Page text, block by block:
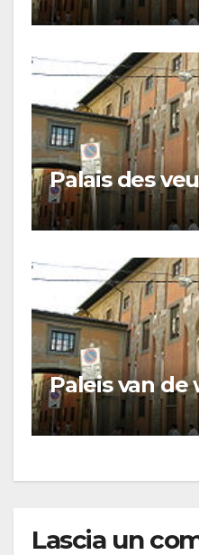
Palais des
Paleis van
Lascia un